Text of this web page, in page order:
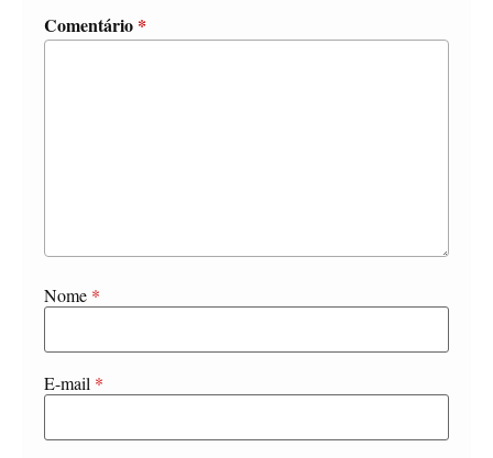
Comentário *
Nome *
E-mail *